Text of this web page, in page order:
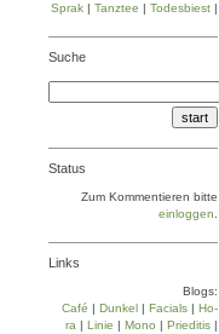
Sprak | Tanztee | Todesbiest |
Suche
Status
Zum Kommentieren bitte
einloggen
Links
Blogs:
Café | Dun­kel | Facials | Ho­
ra | Linie | Mo­no | Prie­di­tis |